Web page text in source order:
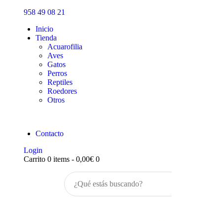
958 49 08 21
Inicio
Tienda
Acuarofilia
Aves
Gatos
Perros
Reptiles
Roedores
Otros
Contacto
Login
Carrito 0 items - 0,00€ 0
Inicio